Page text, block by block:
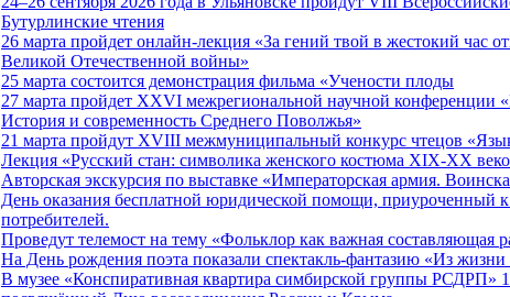
Бутурлинские чтения
26 марта пройдет онлайн-лекция «За гений твой в жестокий
Великой Отечественной войны»
25 марта состоится демонстрация фильма «Учености плоды
27 марта пройдет XXVI межрегиональной научной конференции
История и современность Среднего Поволжья»
21 марта пройдут XVIII межмуниципальный конкурс чтецов
Лекция «Русский стан: символика женского костюма XIX-XX
Авторская экскурсия по выставке «Императорская армия.
День оказания бесплатной юридической помощи, приуроченный
потребителей.
Проведут телемост на тему «Фольклор как важная составляющая
На День рождения поэта показали спектакль-фантазию «Из
В музее «Конспиративная квартира симбирской группы РСДРП»